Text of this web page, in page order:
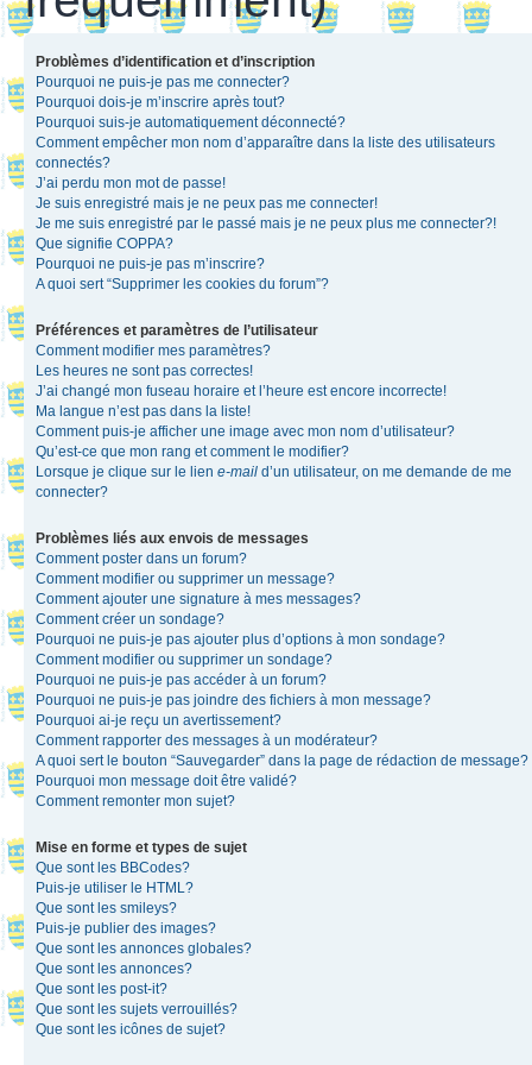
Problèmes d’identification et d’inscription
Pourquoi ne puis-je pas me connecter?
Pourquoi dois-je m’inscrire après tout?
Pourquoi suis-je automatiquement déconnecté?
Comment empêcher mon nom d’apparaître dans la liste des utilisateurs
connectés?
J’ai perdu mon mot de passe!
Je suis enregistré mais je ne peux pas me connecter!
Je me suis enregistré par le passé mais je ne peux plus me connecter?!
Que signifie COPPA?
Pourquoi ne puis-je pas m’inscrire?
A quoi sert “Supprimer les cookies du forum”?
Préférences et paramètres de l’utilisateur
Comment modifier mes paramètres?
Les heures ne sont pas correctes!
J’ai changé mon fuseau horaire et l’heure est encore incorrecte!
Ma langue n’est pas dans la liste!
Comment puis-je afficher une image avec mon nom d’utilisateur?
Qu’est-ce que mon rang et comment le modifier?
Lorsque je clique sur le lien e-mail d’un utilisateur, on me demande de me
connecter?
Problèmes liés aux envois de messages
Comment poster dans un forum?
Comment modifier ou supprimer un message?
Comment ajouter une signature à mes messages?
Comment créer un sondage?
Pourquoi ne puis-je pas ajouter plus d’options à mon sondage?
Comment modifier ou supprimer un sondage?
Pourquoi ne puis-je pas accéder à un forum?
Pourquoi ne puis-je pas joindre des fichiers à mon message?
Pourquoi ai-je reçu un avertissement?
Comment rapporter des messages à un modérateur?
A quoi sert le bouton “Sauvegarder” dans la page de rédaction de message?
Pourquoi mon message doit être validé?
Comment remonter mon sujet?
Mise en forme et types de sujet
Que sont les BBCodes?
Puis-je utiliser le HTML?
Que sont les smileys?
Puis-je publier des images?
Que sont les annonces globales?
Que sont les annonces?
Que sont les post-it?
Que sont les sujets verrouillés?
Que sont les icônes de sujet?